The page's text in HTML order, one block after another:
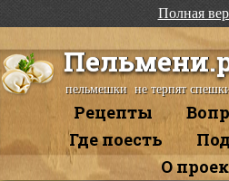
Полная
пельмешки не терпят
Рецепты
Где поесть
О